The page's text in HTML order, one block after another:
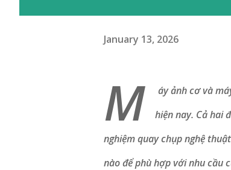
January 13, 2026
M
áy ảnh cơ và
hiện nay. Cả hai
nghiệm quay chụp nghệ
nào để phù hợp với nhu cầu